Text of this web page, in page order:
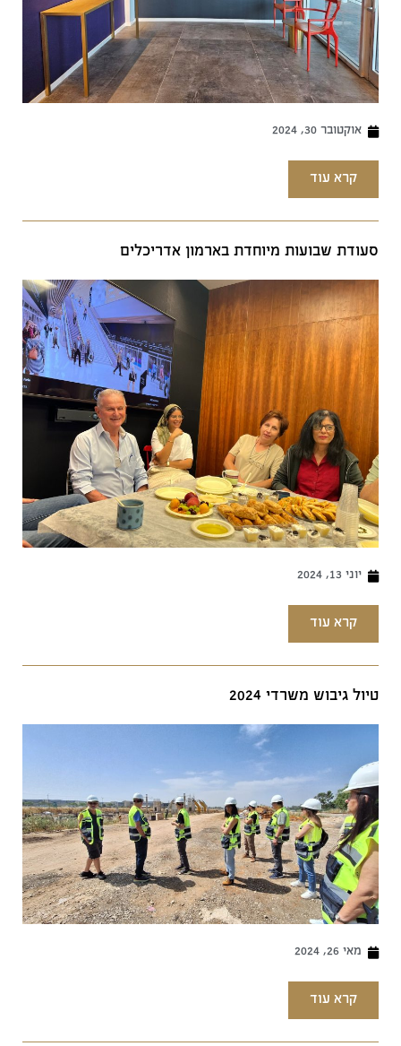
אוקטובר 30, 2024
קרא עוד
סעודת שבועות מיוחדת בארמון אדריכלים
יוני 13, 2024
קרא עוד
טיול גיבוש משרדי 2024
מאי 26, 2024
קרא עוד